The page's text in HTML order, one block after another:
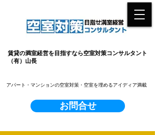
賃貸の満室経営を目指すなら空室対策コンサルタント
（有）山長
お問合せ
​アパート・マンションの空室対策・空室を埋めるアイディア満載